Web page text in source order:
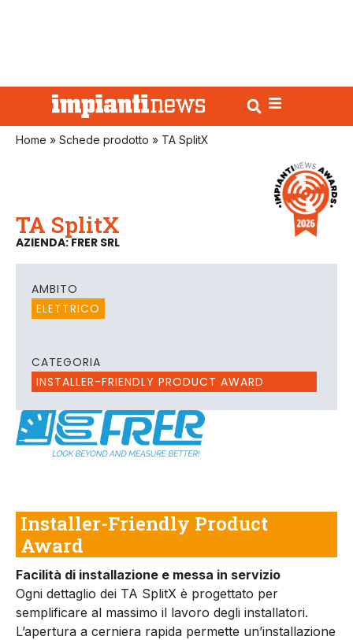
Home » Schede prodotto » TA SplitX
TA SplitX
AZIENDA: FRER SRL
CATEGORIA
INSTALLER-FRIENDLY PRODUCT AWARD
AMBITO
ELETTRICO
Installer-Friendly Product
Award
Facilità di installazione e messa in servizio
Ogni dettaglio dei TA SplitX è progettato per
semplificare al massimo il lavoro degli installatori.
L’apertura a cerniera rapida permette un’installazione